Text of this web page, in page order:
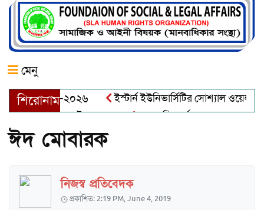
মেনু
শিরোনাম
অ্যাওয়ার্ড–২০২৬
ইস্টার্ন ইউনিভার্সিটির সোশ্যাল
খালেক এর ইন্তেকাল
আত্মশুদ্ধি অর্জন ও অশুভকে বর্জন করে
ঈদ মোবারক
নিজস্ব প্রতিবেদক
প্রকাশিত: 2:19 PM, June 4, 2019